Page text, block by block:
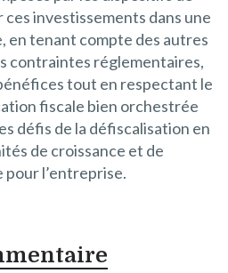
investissements dans une
en tenant compte des autres
contraintes réglementaires,
tout en respectant le
fiscale bien orchestrée
défis de la défiscalisation en
de croissance et de
l’entreprise.